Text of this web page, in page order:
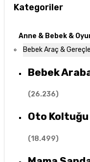
Kategoriler
Anne & Bebek &
Bebek Araç &
Bebek
(26.236)
Oto Koltuğu
(18.499)